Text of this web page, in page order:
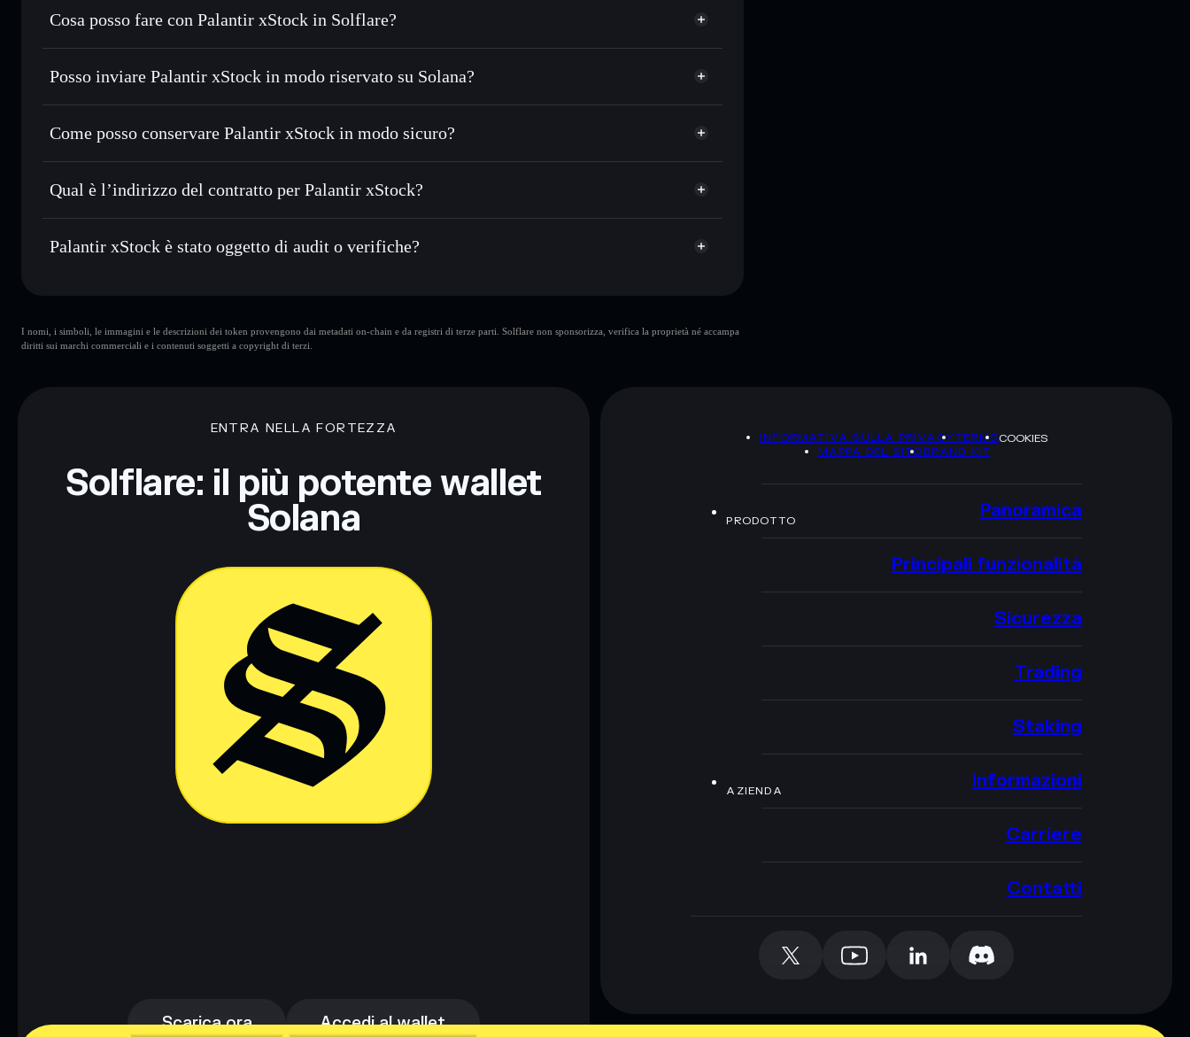
Cosa posso fare con Palantir xStock in Solflare?
Palantir xStock
wallet Solflare
Scambiare istantaneamente— scambia PLTRX in SOL, USDC o in migliaia di altri token Solana al prezzo
privacy incorporato di Solflare
Monitorare in tempo reale— conosci prezzo, volume, capitalizzazione di mercato e liquidità di PLTRX
Conservare in modo sicuro
— tieni i tuoi PLTRX in un wallet non-custodial all’interno del quale hai il pieno ed
esclusivo controllo delle tue chiavi private
Posso inviare Palantir xStock in modo riservato su Solana?
wallet Solflare Aggregatore di privacy
Palantir
Come posso conservare Palantir xStock in modo sicuro?
Palantir xStock wallet non-custodial Solflare
Aggregatore di
privacy
Qual è l’indirizzo del contratto per Palantir xStock?
Palantir xStock
XsoBhf2ufR8fTyNSjqfU71DYGaE6Z3SUGAidpzriAA4
Palantir xStock è stato oggetto di audit o verifiche?
I nomi, i simboli, le immagini e le descrizioni dei token provengono dai metadati on-chain e da registri di terze parti. Solflare non sponsorizza, verifica la proprietà né accampa
diritti sui marchi commerciali e i contenuti soggetti a copyright di terzi.
ENTRA NELLA FORTEZZA
Solflare: il più potente wallet
Solana
Scarica ora Accedi al wallet
INFORMATIVA SULLA PRIVACYTERMSCOOKIES
MAPPA DEL SITOBRAND KIT
PRODOTTO Panoramica
Principali funzionalità
Sicurezza
Trading
Staking
AZIENDA Informazioni
Carriere
Contatti